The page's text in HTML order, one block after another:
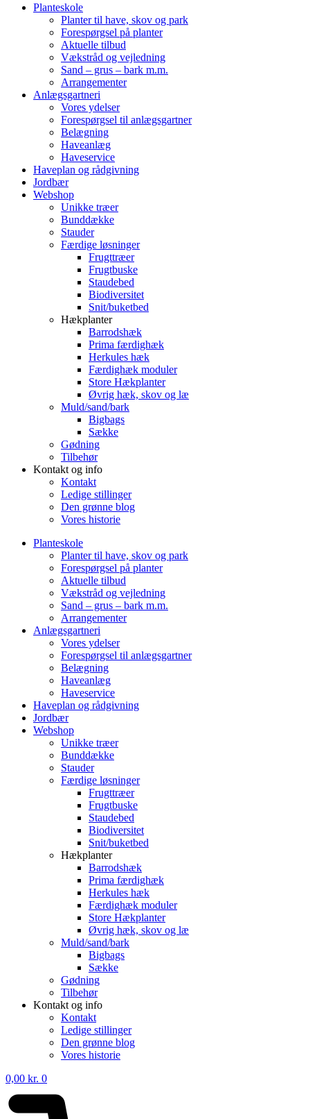
Planteskole
Planter til have, skov og park
Forespørgsel på planter
Aktuelle tilbud
Vækstråd og vejledning
Sand – grus – bark m.m.
Arrangementer
Anlægsgartneri
Vores ydelser
Forespørgsel til anlægsgartner
Belægning
Haveanlæg
Haveservice
Haveplan og rådgivning
Jordbær
Webshop
Unikke træer
Bunddække
Stauder
Færdige løsninger
Frugttræer
Frugtbuske
Staudebed
Biodiversitet
Snit/buketbed
Hækplanter
Barrodshæk
Prima færdighæk
Herkules hæk
Færdighæk moduler
Store Hækplanter
Øvrig hæk, skov og læ
Muld/sand/bark
Bigbags
Sække
Gødning
Tilbehør
Kontakt og info
Kontakt
Ledige stillinger
Den grønne blog
Vores historie
Planteskole
Planter til have, skov og park
Forespørgsel på planter
Aktuelle tilbud
Vækstråd og vejledning
Sand – grus – bark m.m.
Arrangementer
Anlægsgartneri
Vores ydelser
Forespørgsel til anlægsgartner
Belægning
Haveanlæg
Haveservice
Haveplan og rådgivning
Jordbær
Webshop
Unikke træer
Bunddække
Stauder
Færdige løsninger
Frugttræer
Frugtbuske
Staudebed
Biodiversitet
Snit/buketbed
Hækplanter
Barrodshæk
Prima færdighæk
Herkules hæk
Færdighæk moduler
Store Hækplanter
Øvrig hæk, skov og læ
Muld/sand/bark
Bigbags
Sække
Gødning
Tilbehør
Kontakt og info
Kontakt
Ledige stillinger
Den grønne blog
Vores historie
0,00 kr. 0